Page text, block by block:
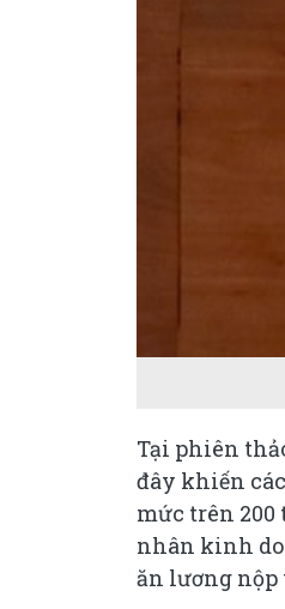
Tại phiên
đây khiến
mức trên
nhân kinh
ăn lương nộp